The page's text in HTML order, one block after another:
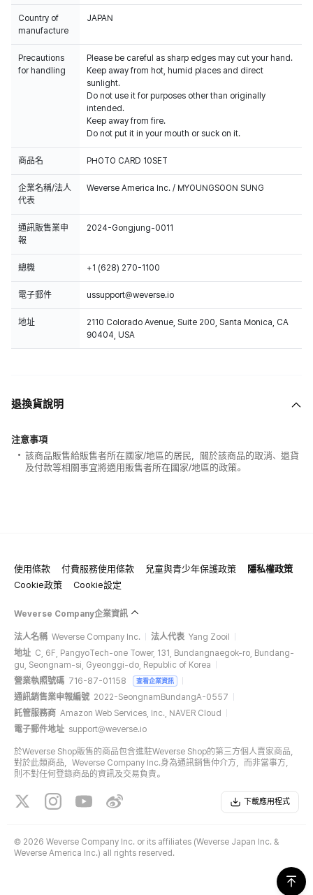
Country of
manufacture
JAPAN
Precautions
for handling
Please be careful as sharp edges may cut your hand.
Keep away from hot, humid places and direct
sunlight.
Do not use it for purposes other than originally
intended.
Keep away from fire.
Do not put it in your mouth or suck on it.
商品名 PHOTO CARD 10SET
企業名稱/法人
代表
Weverse America Inc. / MYOUNGSOON SUNG
通訊販售業申
報
2024-Gongjung-0011
總機 +1 (628) 270-1100
電子郵件 ussupport@weverse.io
地址
2110 Colorado Avenue, Suite 200, Santa Monica, CA
90404, USA
退換貨說明
注意事項
該商品販售給販售者所在國家/地區的居民，關於該商品的取消、退貨
及付款等相關事宜將適用販售者所在國家/地區的政策。
使用條款 付費服務使用條款 兒童與青少年保護政策
隱私權政策
Cookie政策
Cookie設定
Weverse Company企業資訊
法人名稱 Weverse Company Inc. 法人代表 Yang Zooil
地址 C, 6F, PangyoTech-one Tower, 131, Bundangnaegok-ro, Bundang-
gu, Seongnam-si, Gyeonggi-do, Republic of Korea
營業執照號碼 716-87-01158 查看企業資訊
通訊銷售業申報編號 2022-SeongnamBundangA-0557
託管服務商 Amazon Web Services, Inc., NAVER Cloud
電子郵件地址 support@weverse.io
於Weverse Shop販售的商品包含進駐Weverse Shop的第三方個人賣家商品，
對於此類商品，Weverse Company Inc.身為通訊銷售仲介方，而非當事方，
則不對任何登錄商品的資訊及交易負責。
下載應用程式
© 2026 Weverse Company Inc. or its affiliates (Weverse Japan Inc. &
Weverse America Inc.) all rights reserved.